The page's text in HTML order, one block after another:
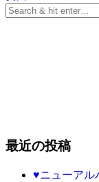
最近の投稿
♥ニューアル